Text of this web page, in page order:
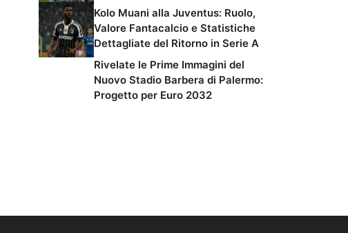
Kolo Muani alla Juventus: Ruolo,
Valore Fantacalcio e Statistiche
Dettagliate del Ritorno in Serie A
Rivelate le Prime Immagini del
Nuovo Stadio Barbera di Palermo:
Progetto per Euro 2032